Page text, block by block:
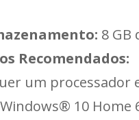
8 GB
Recomendados:
um processador
Windows® 10 Home